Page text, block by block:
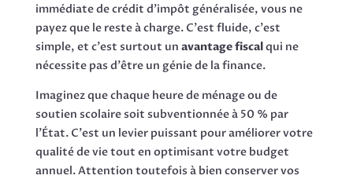
immédiate de crédit d'impôt généralisée, vous ne
payez que le reste à charge. C'est fluide, c'est
simple, et c'est surtout un avantage fiscalqui ne
nécessite pas d'être un génie de la finance.
Imaginez que chaque heure de ménage ou de
soutien scolaire soit subventionnée à 50 % par
l'État. C'est un levier puissant pour améliorer votre
qualité de vie tout en optimisant votre budget
annuel. Attention toutefois à bien conserver vos